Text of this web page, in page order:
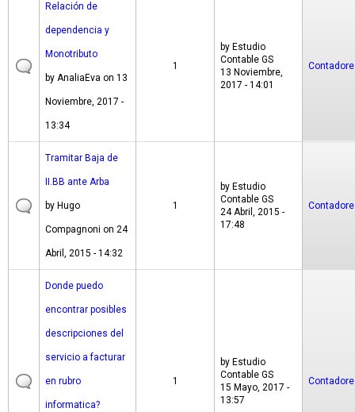
Relación de
dependencia y
Monotributo
by AnaliaEva on 13
Noviembre, 2017 -
13:34
1
by Estudio
Contable GS
13 Noviembre,
2017 - 14:01
Tramitar Baja de
II.BB ante Arba
by Hugo
Compagnoni on 24
Abril, 2015 - 14:32
1
by Estudio
Contable GS
24 Abril, 2015 -
17:48
Donde puedo
encontrar posibles
descripciones del
servicio a facturar
en rubro
informatica?
1
by Estudio
Contable GS
15 Mayo, 2017 -
13:57